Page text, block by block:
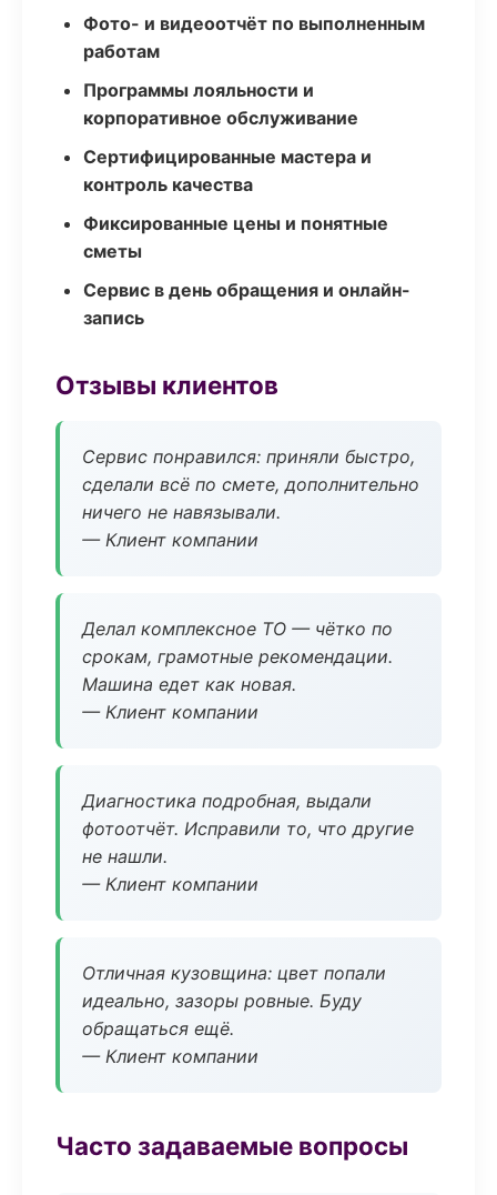
Фото- и видеоотчёт по выполненным
работам
Программы лояльности и
корпоративное обслуживание
Сертифицированные мастера и
контроль качества
Фиксированные цены и понятные
сметы
Сервис в день обращения и онлайн-
запись
Отзывы клиентов
Сервис понравился: приняли быстро,
сделали всё по смете, дополнительно
ничего не навязывали.
— Клиент компании
Делал комплексное ТО — чётко по
срокам, грамотные рекомендации.
Машина едет как новая.
— Клиент компании
Диагностика подробная, выдали
фотоотчёт. Исправили то, что другие
не нашли.
— Клиент компании
Отличная кузовщина: цвет попали
идеально, зазоры ровные. Буду
обращаться ещё.
— Клиент компании
Часто задаваемые вопросы